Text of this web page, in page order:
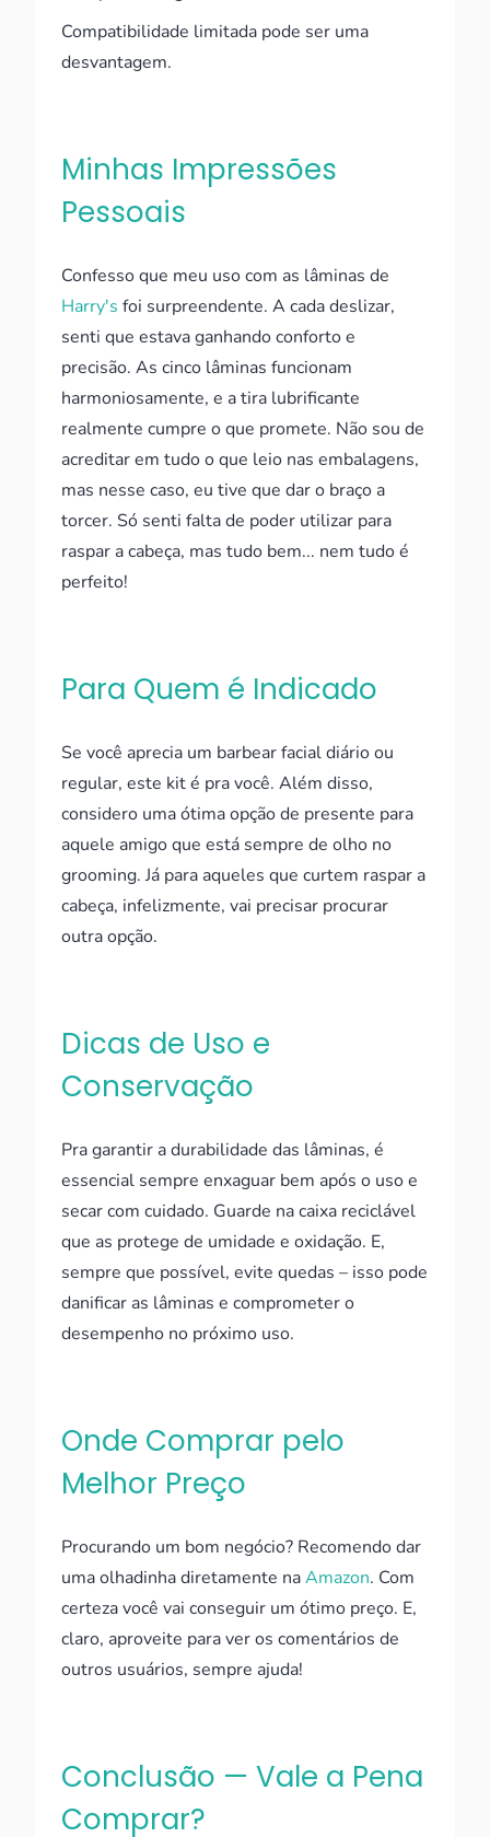
Compatibilidade limitada pode ser uma
desvantagem.
Minhas Impressões
Pessoais
Confesso que meu uso com as lâminas de
Harry's foi surpreendente. A cada deslizar,
senti que estava ganhando conforto e
precisão. As cinco lâminas funcionam
harmoniosamente, e a tira lubrificante
realmente cumpre o que promete. Não sou de
acreditar em tudo o que leio nas embalagens,
mas nesse caso, eu tive que dar o braço a
torcer. Só senti falta de poder utilizar para
raspar a cabeça, mas tudo bem... nem tudo é
perfeito!
Para Quem é Indicado
Se você aprecia um barbear facial diário ou
regular, este kit é pra você. Além disso,
considero uma ótima opção de presente para
aquele amigo que está sempre de olho no
grooming. Já para aqueles que curtem raspar a
cabeça, infelizmente, vai precisar procurar
outra opção.
Dicas de Uso e
Conservação
Pra garantir a durabilidade das lâminas, é
essencial sempre enxaguar bem após o uso e
secar com cuidado. Guarde na caixa reciclável
que as protege de umidade e oxidação. E,
sempre que possível, evite quedas – isso pode
danificar as lâminas e comprometer o
desempenho no próximo uso.
Onde Comprar pelo
Melhor Preço
Procurando um bom negócio? Recomendo dar
uma olhadinha diretamente naAmazon. Com
certeza você vai conseguir um ótimo preço. E,
claro, aproveite para ver os comentários de
outros usuários, sempre ajuda!
Conclusão — Vale a Pena
Comprar?